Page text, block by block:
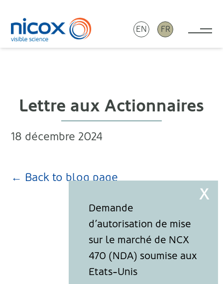
Nicox
EN FR
Lettre aux Actionnaires
18 décembre 2024
← Back to blog page